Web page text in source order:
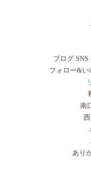
ブログ
フォロー&い
南
あり